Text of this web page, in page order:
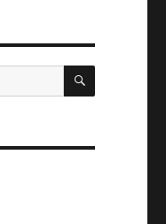
SUCHEN